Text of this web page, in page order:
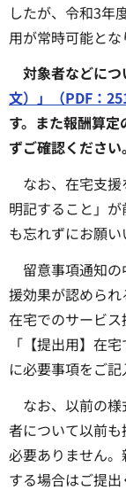
したが、令和3年
用が常時可能とな
対象者などにつ
文）」（PDF：
す。また報酬算
ずご確認ください。
なお、在宅支
明記すること」
も忘れずにお願い
留意事項通知
援効果が認められ
在宅でのサービス
「【提出用】在
に必要事項をご記
なお、以前の
者について以前
必要ありません
する場合はご提出